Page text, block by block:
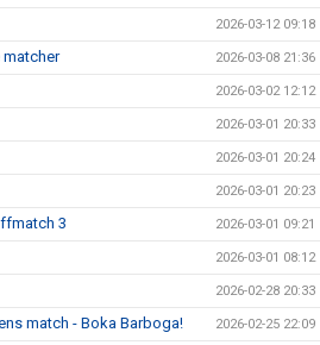
2026-03-12 09:18
matcher 2026-03-08 21:36
2026-03-02 12:12
2026-03-01 20:33
2026-03-01 20:24
2026-03-01 20:23
3 2026-03-01 09:21
2026-03-01 08:12
2026-02-28 20:33
match - Boka Barboga! 2026-02-25 22:09